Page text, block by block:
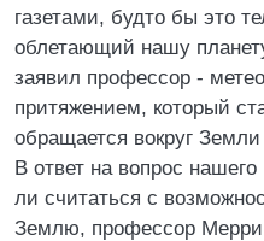
газетами, будто бы это
облетающий нашу
заявил профессор -
притяжением, который
обращается вокруг
В ответ на вопрос
ли считаться с
Землю, профессор